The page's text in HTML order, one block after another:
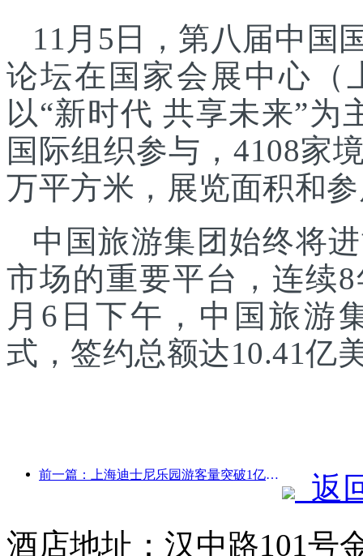
11月5日，第八届中国
论坛在国家会展中心（
以“新时代 共享未来”为
国际组织参与，4108家
万平方米，展览面积和
中国旅游集团始终将
市场的重要平台，连续
月6日下午，中国旅游
式，签约总额达10.41亿
前一篇：上海迪士尼乐园游客量突破1亿人次 将扩建第四座主题酒店
返
酒店地址：汉中路101号